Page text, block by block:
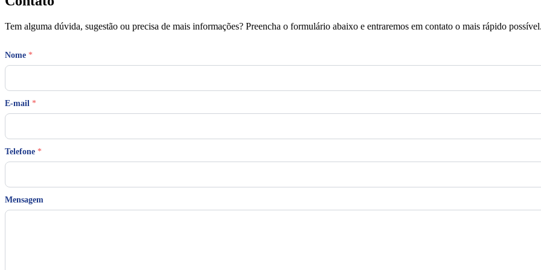
Tem alguma dúvida, sugestão ou precisa de mais informações? Preencha o formulário abaixo e entraremos em contato o mais rápido
Nome *
N
N
o
m
m
e
E-mail *
Telefone *
Mensagem